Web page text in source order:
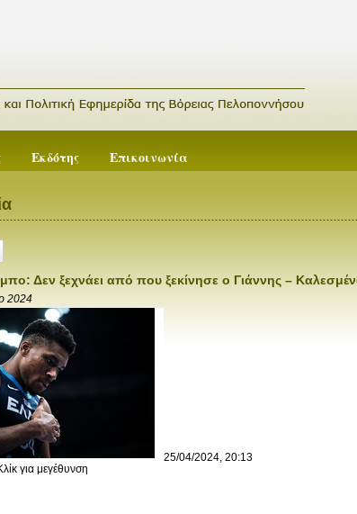
Εκδότης Επικοινωνία
Δεν ξεχνάει από που ξεκίνησε ο Γιάννης –
2024
για μεγέθυνση
25/04/2024, 20:13